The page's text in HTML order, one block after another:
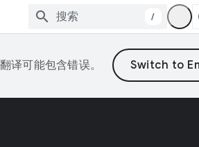
/
译可能包含错误。